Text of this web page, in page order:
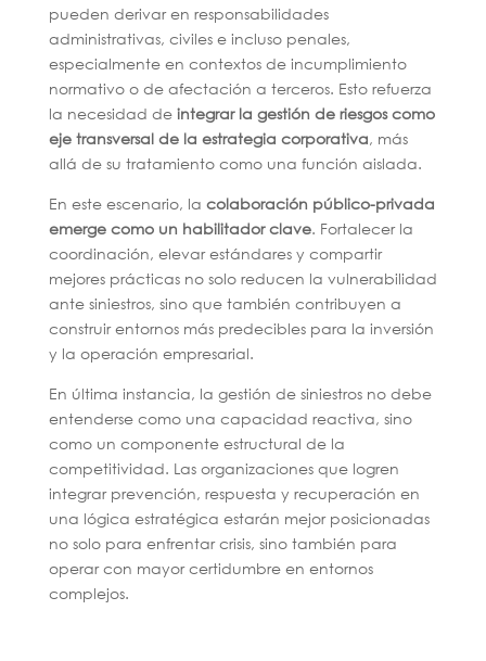
pueden derivar en responsabilidades
administrativas, civiles e incluso penales,
especialmente en contextos de incumplimiento
normativo o de afectación a terceros. Esto refuerza
la necesidad deintegrar la gestión de riesgos como
eje transversal de la estrategia corporativa, más
allá de su tratamiento como una función aislada.
En este escenario, la colaboración público-privada
emerge como un habilitador clave. Fortalecer la
coordinación, elevar estándares y compartir
mejores prácticas no solo reducen la vulnerabilidad
ante siniestros, sino que también contribuyen a
construir entornos más predecibles para la inversión
y la operación empresarial.
En última instancia, la gestión de siniestros no debe
entenderse como una capacidad reactiva, sino
como un componente estructural de la
competitividad. Las organizaciones que logren
integrar prevención, respuesta y recuperación en
una lógica estratégica estarán mejor posicionadas
no solo para enfrentar crisis, sino también para
operar con mayor certidumbre en entornos
complejos.